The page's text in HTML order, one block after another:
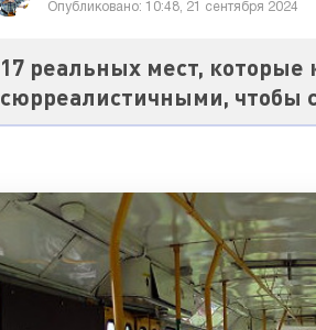
Опубликовано: 10:48, 21 сентября 2024
17 реальных мест, которые
сюрреалистичными, чтобы